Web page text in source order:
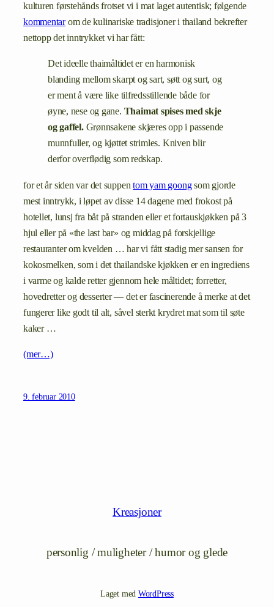
kulturen førstehånds frotset vi i mat laget autentisk; følgende
kommentarom de kulinariske tradisjoner i thailand bekrefter
nettopp det inntrykket vi har fått:
Det ideelle thaimåltidet er en harmonisk
blanding mellom skarpt og sart, søtt og surt, og
er ment å være like tilfredsstillende både for
øyne, nese og gane. Thaimat spises med skje
og gaffel.Grønnsakene skjæres opp i passende
munnfuller, og kjøttet strimles. Kniven blir
derfor overflødig som redskap.
for et år siden var det suppentom yam goongsom gjorde
mest inntrykk, i løpet av disse 14 dagene med frokost på
hotellet, lunsj fra båt på stranden eller et fortauskjøkken på 3
hjul eller på «the last bar» og middag på forskjellige
restauranter om kvelden … har vi fått stadig mer sansen for
kokosmelken, som i det thailandske kjøkken er en ingrediens
i varme og kalde retter gjennom hele måltidet; forretter,
hovedretter og desserter — det er fascinerende å merke at det
fungerer like godt til alt, såvel sterkt krydret mat som til søte
kaker …
(mer…)
9. februar 2010
Kreasjoner
personlig / muligheter / humor og glede
Laget med WordPress